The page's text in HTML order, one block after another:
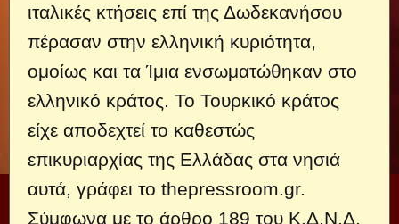
ιταλικές κτήσεις επί της Δωδεκανήσου
πέρασαν στην ελληνική κυριότητα,
ομοίως και τα Ίμια ενσωματώθηκαν στο
ελληνικό κράτος. Το Τουρκικό κράτος
είχε αποδεχτεί το καθεστώς
επικυριαρχίας της Ελλάδας στα νησιά
αυτά, γράφει το thepressroom.gr.
Σύμφωνα με το άρθρο 189 του Κ.Δ.Ν.Δ.